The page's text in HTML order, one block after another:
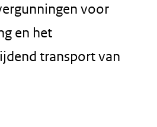
voor
en het
transport van